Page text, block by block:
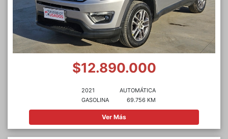
$12.890.000
2021
GASOLINA
AUTOMÁTICA
69.756 KM
Ver Más